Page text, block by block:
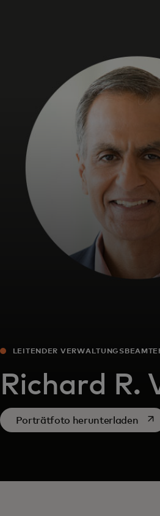
Für Unternehmen
Für die Welt
Für Innovatoren
Neuigkeiten und
LEITENDER
Richard R.
Porträtfoto herunterladenwird